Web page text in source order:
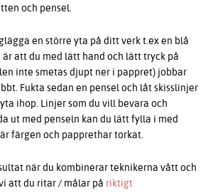
och pensel.
en större yta på ditt verk t.ex en blå
att du med lätt hand och lätt tryck på
inte smetas djupt ner i pappret) jobbar
Fukta sedan en pensel och låt skisslinjer
ihop. Linjer som du vill bevara och
ut med penseln kan du lätt fylla i med
färgen och papprethar torkat.
när du kombinerar teknikerna vått och
att du ritar / målar på riktigt